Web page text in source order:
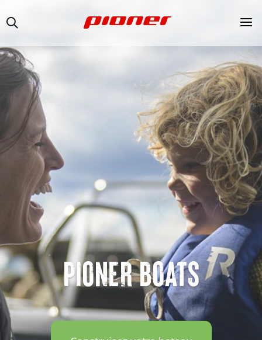
PIONER BOATS